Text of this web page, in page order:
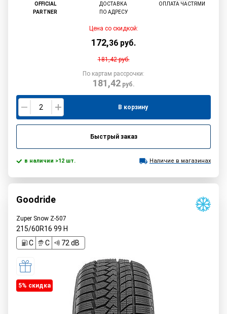
OFFICIAL
PARTNER
ДОСТАВКА
ПО АДРЕСУ
ОПЛАТА ЧАСТЯМИ
Цена со скидкой:
172,36 руб.
181,42руб.
По картам рассрочки:
181,42руб.
В корзину
Быстрый заказ
в наличии >12 шт. Наличие в магазинах
Goodride
Zuper Snow Z-507
215/60R16 99 H
C
C 72 dB
5% cкидка